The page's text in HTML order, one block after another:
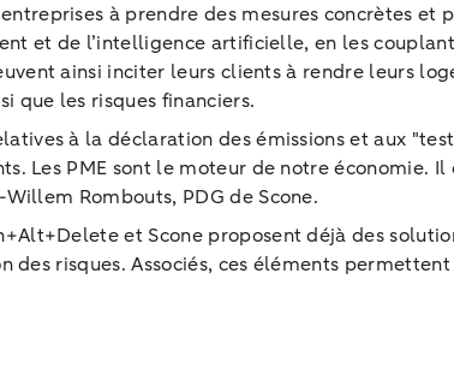
à prendre des mesures concrètes et
et de l’intelligence artificielle, en les
ainsi inciter leurs clients à rendre leurs
que les risques financiers.
à la déclaration des émissions et aux
Les PME sont le moteur de notre économie.
Rombouts, PDG de Scone.
et Scone proposent déjà des
des risques. Associés, ces éléments